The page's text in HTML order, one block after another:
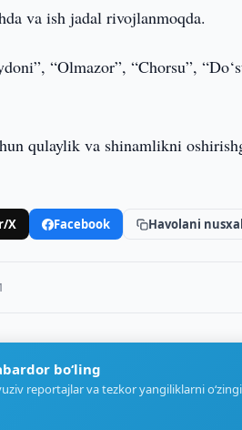
va ish jadal rivojlanmoqda.
“Olmazor”, “Chorsu”,
qulaylik va shinamlikni
X Facebook Havolani
bo‘ling
reportajlar va tezkor yangiliklarni